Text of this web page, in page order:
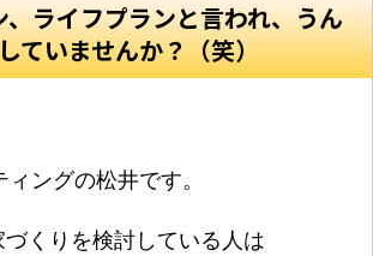
ライフプランと言われ、うん
ていませんか？（笑）
ングの松井です。
くりを検討している人は